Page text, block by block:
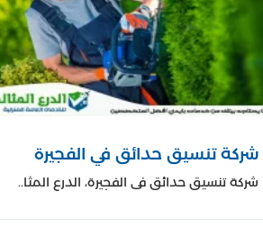
لماذا
فريق
نحرص على
نهتم
رائعة وجميلة مع خدمات تنسيق
شركة تنسيق حدائق في الفجيرة
شركة تنسيق حدائق في الفجيرة، الدرع المثا..